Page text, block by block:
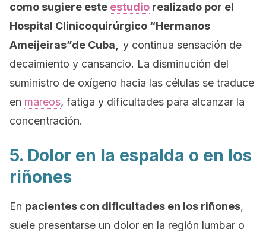
como sugiere este estudio realizado por el
Hospital Clinicoquirúrgico “Hermanos
Ameijeiras”de Cuba, y continua sensación de
decaimiento y cansancio. La disminución del
suministro de oxígeno hacia las células se traduce
en mareos, fatiga y dificultades para alcanzar la
concentración.
5. Dolor en la espalda o en los
riñones
En pacientes con dificultades en los riñones,
suele presentarse un dolor en la región lumbar o